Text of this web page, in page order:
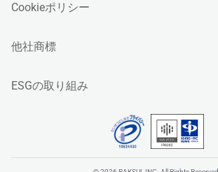
Cookieポリシー
他社商標
ESGの取り組み